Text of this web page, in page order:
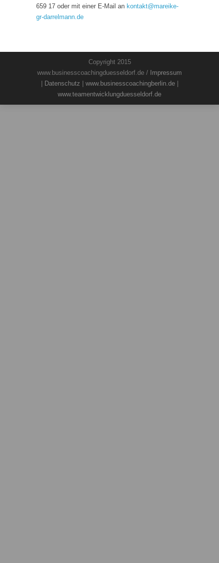
659 17 oder mit einer E-Mail an kontakt@mareike-
gr-darrelmann.de
Copyright 2015
www.businesscoachingduesseldorf.de / Impressum
Datenschutz www.businesscoachingberlin.de|
www.teamentwicklungduesseldorf.de